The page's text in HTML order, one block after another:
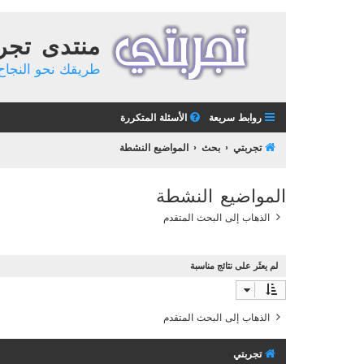
منتدى
طريقك نحو النجاح
روابط سريعة الأسئلة المتكررة
تجربتي بحث المواضيع النشطة
المواضيع النشطة
الذهاب إلى البحث المتقدم
لم يعثَر على نتائج مناسبة
الذهاب إلى البحث المتقدم
تجربتي